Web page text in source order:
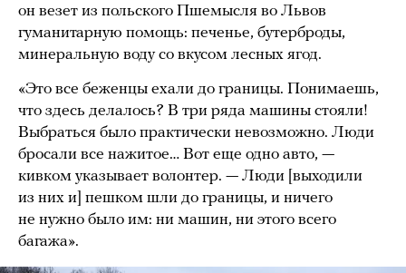
он везет из польского Пшемысля во Львов
гуманитарную помощь: печенье, бутерброды,
минеральную воду со вкусом лесных ягод.
«Это все беженцы ехали до границы. Понимаешь,
что здесь делалось? В три ряда машины стояли!
Выбраться было практически невозможно. Люди
бросали все нажитое… Вот еще одно авто, —
кивком указывает волонтер. — Люди [выходили
из них и] пешком шли до границы, и ничего
не нужно было им: ни машин, ни этого всего
багажа».